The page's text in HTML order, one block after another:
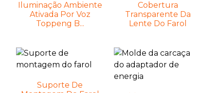
Iluminação Ambiente
Ativada Por Voz
Toppeng B...
Cobertura
Transparente Da
Lente Do Farol
Suporte De